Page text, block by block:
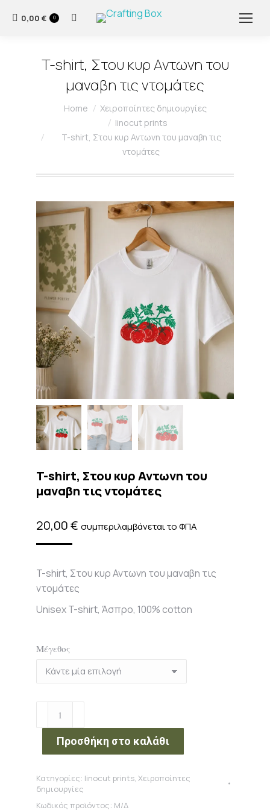
0,00 € 0 Search:
T-shirt, Στου κυρ Αντωνη του
μαναβη τις ντομάτες
You are here:
Home
Χειροποίητες δημιουργίες
linocut prints
T-shirt, Στου κυρ Αντωνη του μαναβη τις
ντομάτες
T-shirt, Στου κυρ Αντωνη του
μαναβη τις ντομάτες
20,00€ συμπεριλαμβάνεται το ΦΠΑ
T-shirt, Στου κυρ Αντωνη του μαναβη τις
ντομάτες
Unisex T-shirt, Άσπρο, 100% cotton
Μέγεθος
Στου
κυρ
του
μαναβη
Προσθήκη στο καλάθι
Κατηγορίες: linocut prints Χειροποίητες
δημιουργίες
Κωδικός προϊόντος: Μ/Δ